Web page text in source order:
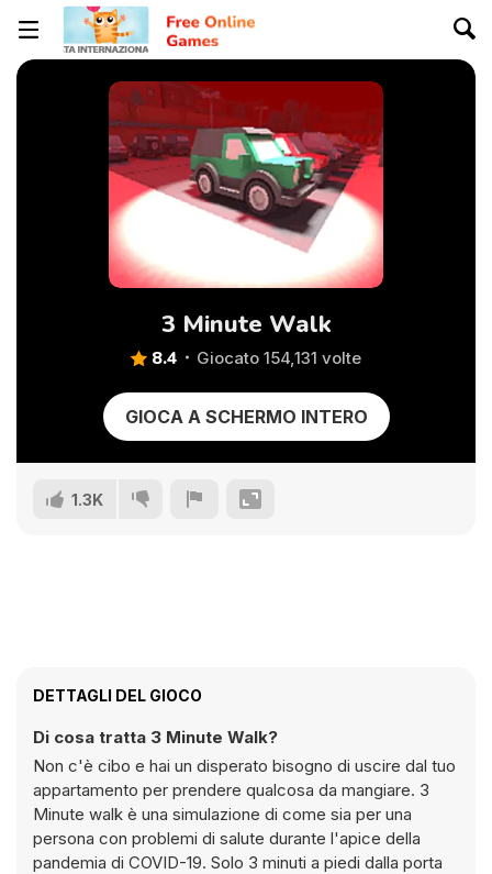
3 Minute Walk
8.4 Giocato 154,131 volte
GIOCA A SCHERMO INTERO
1.3K
DETTAGLI DEL GIOCO
Di cosa tratta 3 Minute Walk?
Non c'è cibo e hai un disperato bisogno di uscire dal tuo
appartamento per prendere qualcosa da mangiare. 3
Minute walk è una simulazione di come sia per una
persona con problemi di salute durante l'apice della
pandemia di COVID-19. Solo 3 minuti a piedi dalla porta